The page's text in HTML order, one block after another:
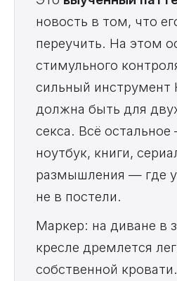
новость в том, что
переучить. На этом
стимульного
сильный
должна быть для
секса. Всё
ноутбук, книги,
размышления — где
не в постели.
Маркер: на диване в
кресле дремлется
собственной